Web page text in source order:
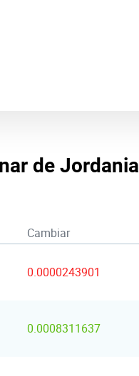
de Jordania
Cambiar
0.0000243901
0.0008311637